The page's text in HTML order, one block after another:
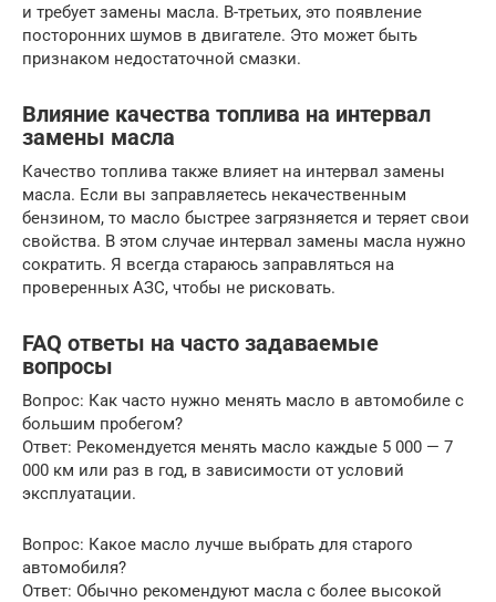
и требует замены масла. В-третьих, это появление
посторонних шумов в двигателе. Это может быть
признаком недостаточной смазки.
Влияние качества топлива на интервал
замены масла
Качество топлива также влияет на интервал замены
масла. Если вы заправляетесь некачественным
бензином, то масло быстрее загрязняется и теряет свои
свойства. В этом случае интервал замены масла нужно
сократить. Я всегда стараюсь заправляться на
проверенных АЗС, чтобы не рисковать.
FAQ ответы на часто задаваемые
вопросы
Вопрос: Как часто нужно менять масло в автомобиле с
большим пробегом?
Ответ: Рекомендуется менять масло каждые 5 000 — 7
000 км или раз в год, в зависимости от условий
эксплуатации.
Вопрос: Какое масло лучше выбрать для старого
автомобиля?
Ответ: Обычно рекомендуют масла с более высокой